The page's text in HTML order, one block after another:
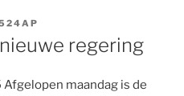
regering
Afgelopen maandag is de